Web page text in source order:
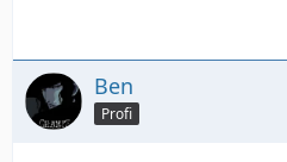
Ben
Profi